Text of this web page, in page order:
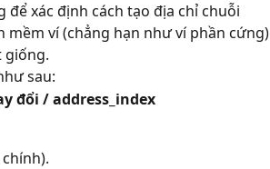
xác định cách tạo địa chỉ chuỗi
ví (chẳng hạn như ví phần cứng)
giống.
sau:
đổi / address_index